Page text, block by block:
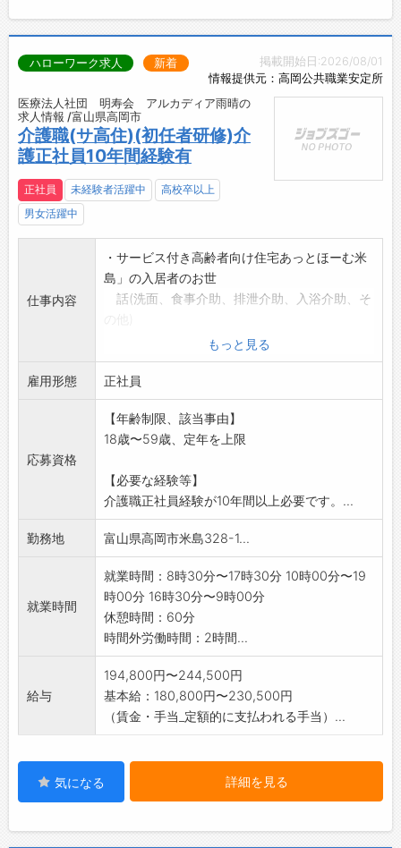
掲載開始日:2026/08/01
情報提供元：高岡公共職業安定所
ハローワーク求人 新着
医療法人社団 明寿会 アルカディア雨晴の
求人情報 /富山県高岡市
介護職(サ高住)(初任者研修)介
護正社員10年間経験有
正社員 未経験者活躍中
高校卒以上
男女活躍中
仕事内容
・サービス付き高齢者向け住宅あっとほーむ米
島」の入居者のお世
話(洗面、食事介助、排泄介助、入浴介助、そ
・日常生活のサポート
・部屋数は30部屋です
・変更範囲:変更なし
もっと見る
雇用形態 正社員
応募資格
【年齢制限、該当事由】
18歳〜59歳、定年を上限
【必要な経験等】
介護職正社員経験が10年間以上必要です。...
勤務地 富山県高岡市米島328-1...
就業時間
就業時間：8時30分〜17時30分 10時00分〜19
時00分 16時30分〜9時00分
休憩時間：60分
時間外労働時間：2時間...
給与
194,800円〜244,500円
基本給：180,800円〜230,500円
（賃金・手当_定額的に支払われる手当）...
気になる 詳細を見る